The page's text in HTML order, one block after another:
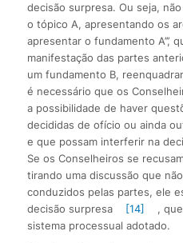
decisão surpresa. Ou seja,
o tópico A, apresentando os
apresentar o fundamento
manifestação das partes
um fundamento B,
é necessário que os
a possibilidade de haver
decididas de ofício ou ainda
e que possam interferir na
Se os Conselheiros se
tirando uma discussão que
conduzidos pelas partes, ele
decisão surpresa
[14]
,
sistema processual adotado.